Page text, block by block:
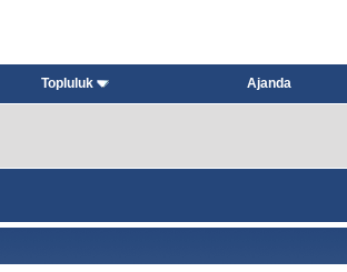
Topluluk Ajanda